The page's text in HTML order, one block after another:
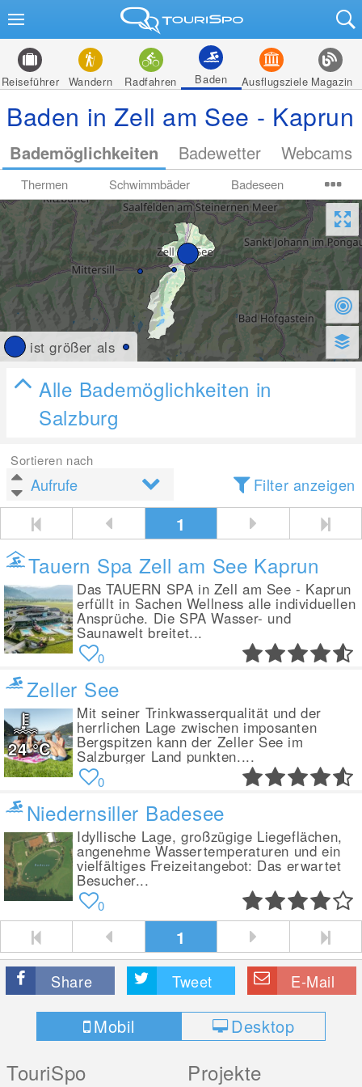
Reiseführer Wandern Radfahren Baden Ausflugsziele Magazin
Baden in Zell am See - Kaprun
Bademöglichkeiten Badewetter Webcams
Thermen Schwimmbäder Badeseen
ist größer als
Alle Bademöglichkeiten in
Salzburg
Sortieren nach
Filter anzeigen
1
Tauern Spa Zell am See Kaprun
Das TAUERN SPA in Zell am See - Kaprun
erfüllt in Sachen Wellness alle individuellen
Ansprüche. Die SPA Wasser- und
Saunawelt breitet...
0
Zeller See
Mit seiner Trinkwasserqualität und der
herrlichen Lage zwischen imposanten
Bergspitzen kann der Zeller See im
Salzburger Land punkten....
24°C
0
Niedernsiller Badesee
Idyllische Lage, großzügige Liegeflächen,
angenehme Wassertemperaturen und ein
vielfältiges Freizeitangebot: Das erwartet
Besucher...
0
1
Share Tweet E-Mail
Mobil Desktop
TouriSpo Projekte